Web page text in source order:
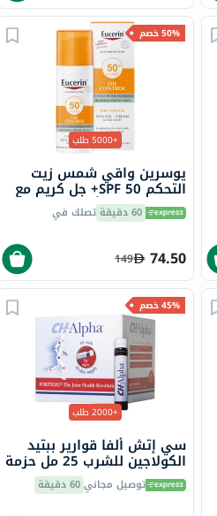
50% خصم
+5000 طلب
يوسرين واقي شمس زيت
التحكم SPF 50+ جل كريم مع
لمسة جافة وتأثير مضاد
لللمعان للبشرة المعرضة
60 دقيقة تصلك في
74.50
149
45% خصم
+2000 طلب
سي إتش ألفا قوارير ببتيد
الكولاجين للشرب 25 مل حزمة
من 30 توصيل مجاني60 دقيقة